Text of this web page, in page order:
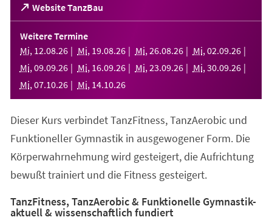
Website TanzBau
(Öffnet
in
einem
neuen
Tab)
Weitere Termine
Mi, 12.08.26 Mi, 19.08.26 Mi, 26.08.26 Mi, 02.09.26
Mi, 09.09.26 Mi, 16.09.26 Mi, 23.09.26 Mi, 30.09.26
Mi, 07.10.26 Mi, 14.10.26
Dieser Kurs verbindet TanzFitness, TanzAerobic und
Funktioneller Gymnastik in ausgewogener Form. Die
Körperwahrnehmung wird gesteigert, die Aufrichtung
bewußt trainiert und die Fitness gesteigert.
TanzFitness, TanzAerobic & Funktionelle Gymnastik-
aktuell & wissenschaftlich fundiert